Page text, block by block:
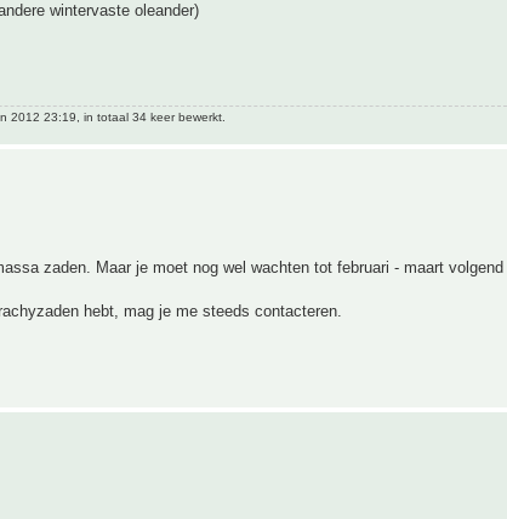
wintervaste oleander)
2012 23:19, in totaal 34 keer bewerkt.
zaden. Maar je moet nog wel wachten tot februari - maart volgend
hebt, mag je me steeds contacteren.